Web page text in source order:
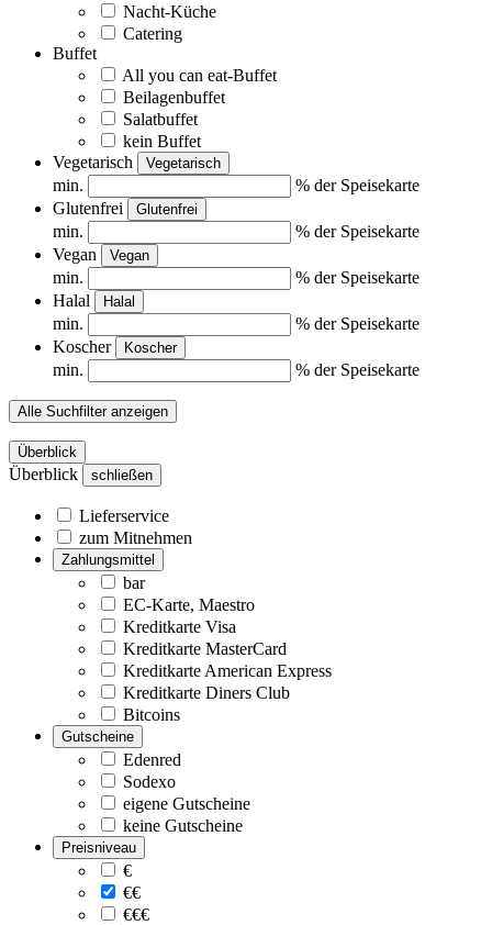
Nacht-Küche
Catering
Buffet
All you can eat-Buffet
Beilagenbuffet
Salatbuffet
kein Buffet
Vegetarisch
Vegetarisch
min.
% der Speisekarte
Glutenfrei
Glutenfrei
min.
% der Speisekarte
Vegan
Vegan
min.
% der Speisekarte
Halal
Halal
min.
% der Speisekarte
Koscher
Koscher
min. % der Speisekarte
Alle Suchfilter anzeigen
Überblick
Überblick schließen
Lieferservice
zum Mitnehmen
Zahlungsmittel
bar
EC-Karte, Maestro
Kreditkarte Visa
Kreditkarte MasterCard
Kreditkarte American Express
Kreditkarte Diners Club
Bitcoins
Gutscheine
Edenred
Sodexo
eigene Gutscheine
keine Gutscheine
Preisniveau
€
€€
€€€